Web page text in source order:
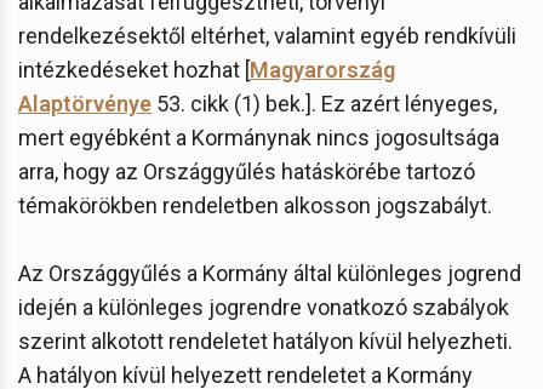
rendelkezésektől eltérhet, valamint egyéb rendkívüli
intézkedéseket hozhat [Magyarország
Alaptörvénye 53. cikk (1) bek.]. Ez azért lényeges,
mert egyébként a Kormánynak nincs jogosultsága
arra, hogy az Országgyűlés hatáskörébe tartozó
témakörökben rendeletben alkosson jogszabályt.
Az Országgyűlés a Kormány által különleges jogrend
idején a különleges jogrendre vonatkozó szabályok
szerint alkotott rendeletet hatályon kívül helyezheti.
A hatályon kívül helyezett rendeletet a Kormány